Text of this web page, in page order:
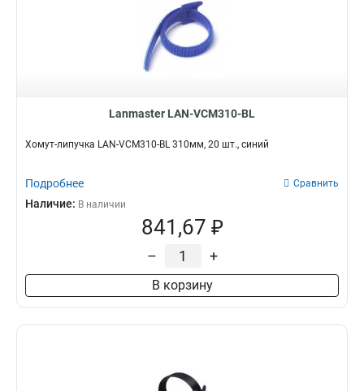
Lanmaster LAN-VCM310-BL
Хомут-липучка LAN-VCM310-BL 310мм, 20 шт., синий
Подробнее Сравнить
Наличие: В наличии
841,67 ₽
– +
В корзину